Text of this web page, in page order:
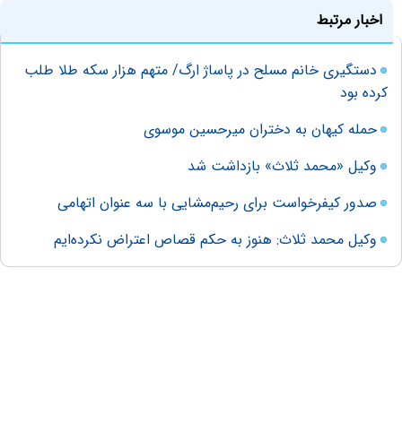
اخبار مرتبط
دستگیری خانم مسلح در پاساژ ارگ/ متهم هزار سکه طلا طلب
کرده بود
حمله کیهان به دختران میرحسین موسوی
وکیل «محمد ثلاث» بازداشت شد
صدور کیفرخواست برای رحیم‌مشایی با سه عنوان اتهامی
وکیل محمد ثلاث: هنوز به حکم قصاص اعتراض نکرده‌ایم